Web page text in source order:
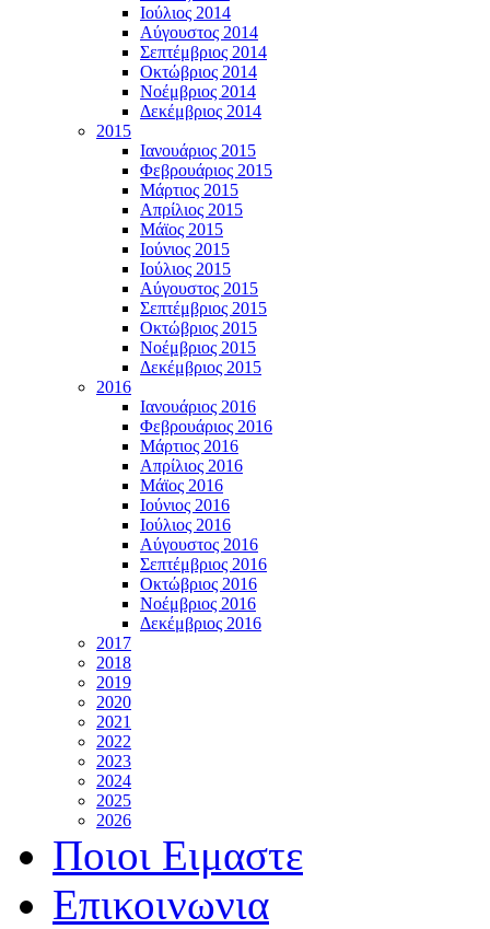
Ιούλιος 2014
Αύγουστος 2014
Σεπτέμβριος 2014
Οκτώβριος 2014
Νοέμβριος 2014
Δεκέμβριος 2014
2015
Ιανουάριος 2015
Φεβρουάριος 2015
Μάρτιος 2015
Απρίλιος 2015
Μάϊος 2015
Ιούνιος 2015
Ιούλιος 2015
Αύγουστος 2015
Σεπτέμβριος 2015
Οκτώβριος 2015
Νοέμβριος 2015
Δεκέμβριος 2015
2016
Ιανουάριος 2016
Φεβρουάριος 2016
Μάρτιος 2016
Απρίλιος 2016
Μάϊος 2016
Ιούνιος 2016
Ιούλιος 2016
Αύγουστος 2016
Σεπτέμβριος 2016
Οκτώβριος 2016
Νοέμβριος 2016
Δεκέμβριος 2016
2017
2018
2019
2020
2021
2022
2023
2024
2025
2026
Ποιοι Ειμαστε
Επικοινωνια